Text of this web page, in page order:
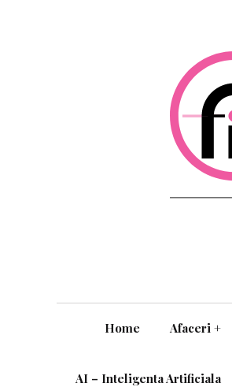
Home Afaceri +
AI – Inteligenta Artificiala